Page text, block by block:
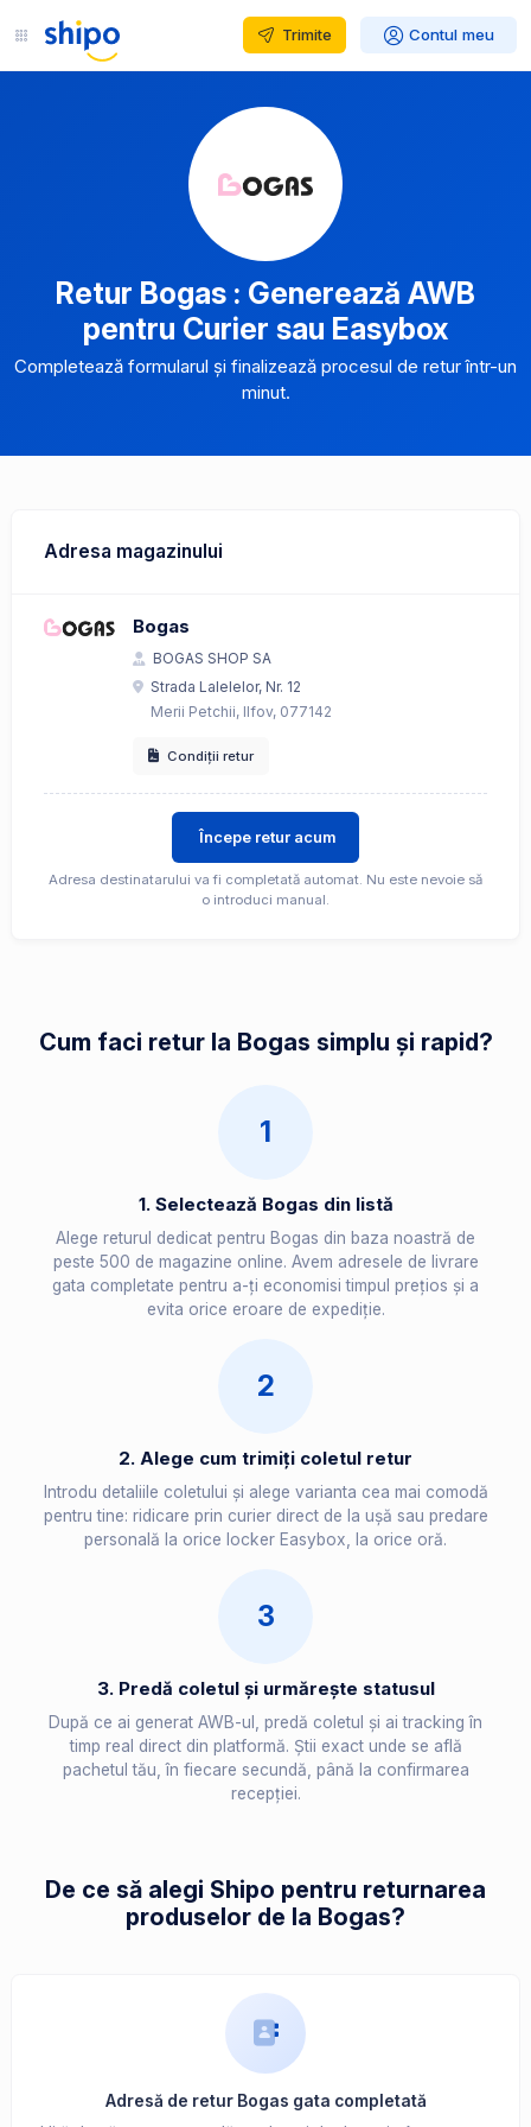
Trimite Contul meu
Retur Bogas : Generează AWB
pentru Curier sau Easybox
Completează formularul și finalizează procesul de retur într-un
minut.
Adresa magazinului
Bogas
BOGAS SHOP SA
Strada Lalelelor, Nr. 12
Merii Petchii, Ilfov, 077142
Condiții retur
Începe retur acum
Adresa destinatarului va fi completată automat. Nu este nevoie să
o introduci manual.
Cum faci retur la Bogas simplu și rapid?
1
1. Selectează Bogas din listă
Alege returul dedicat pentru Bogas din baza noastră de
peste 500 de magazine online. Avem adresele de livrare
gata completate pentru a-ți economisi timpul prețios și a
evita orice eroare de expediție.
2
2. Alege cum trimiți coletul retur
Introdu detaliile coletului și alege varianta cea mai comodă
pentru tine: ridicare prin curier direct de la ușă sau predare
personală la orice locker Easybox, la orice oră.
3
3. Predă coletul și urmărește statusul
După ce ai generat AWB-ul, predă coletul și ai tracking în
timp real direct din platformă. Știi exact unde se află
pachetul tău, în fiecare secundă, până la confirmarea
recepției.
De ce să alegi Shipo pentru returnarea
produselor de la Bogas?
Adresă de retur Bogas gata completată